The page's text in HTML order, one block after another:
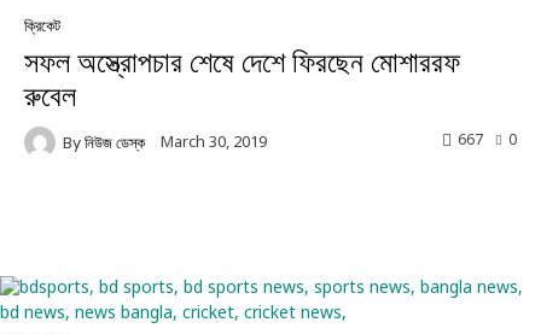
ক্রিকেট
সফল অস্ত্রোপচার শেষে দেশে ফিরছেন মোশাররফ
রুবেল
By নিউজ ডেস্ক March 30, 2019 0
667